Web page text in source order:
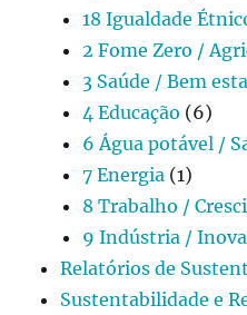
18 Igualdade
2 Fome Zero /
3 Saúde / Bem
4 Educação (6)
6 Água potável /
7 Energia (1)
8 Trabalho /
9 Indústria /
Relatórios de
Sustentabilidade e